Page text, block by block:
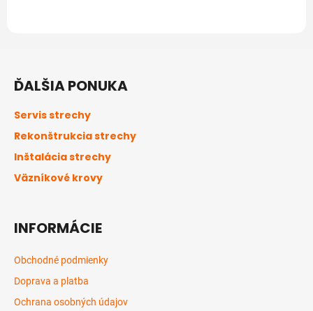
ĎALŠIA PONUKA
Servis strechy
Rekonštrukcia strechy
Inštalácia strechy
Väzníkové krovy
INFORMÁCIE
Obchodné podmienky
Doprava a platba
Ochrana osobných údajov